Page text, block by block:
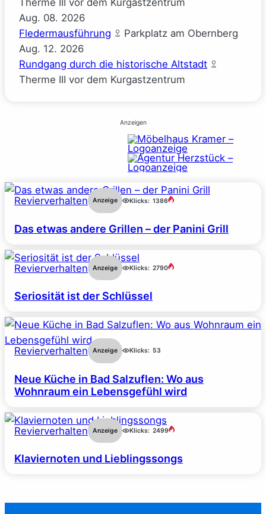
Therme III vor dem Kurgastzentrum
Aug. 08. 2026
Fledermausführung
Parkplatz am Obernberg
Aug. 12. 2026
Rundgang durch die historische Altstadt
Therme III vor dem Kurgastzentrum
Anzeigen
Revierverhalten Anzeige Klicks: 1386
Das etwas andere Grillen – der Panini Grill
Revierverhalten Anzeige Klicks: 2790
Seriosität ist der Schlüssel
Revierverhalten Anzeige Klicks: 53
Neue Küche in Bad Salzuflen: Wo aus
Wohnraum ein Lebensgefühl wird
Revierverhalten Anzeige Klicks: 2499
Klaviernoten und Lieblingssongs